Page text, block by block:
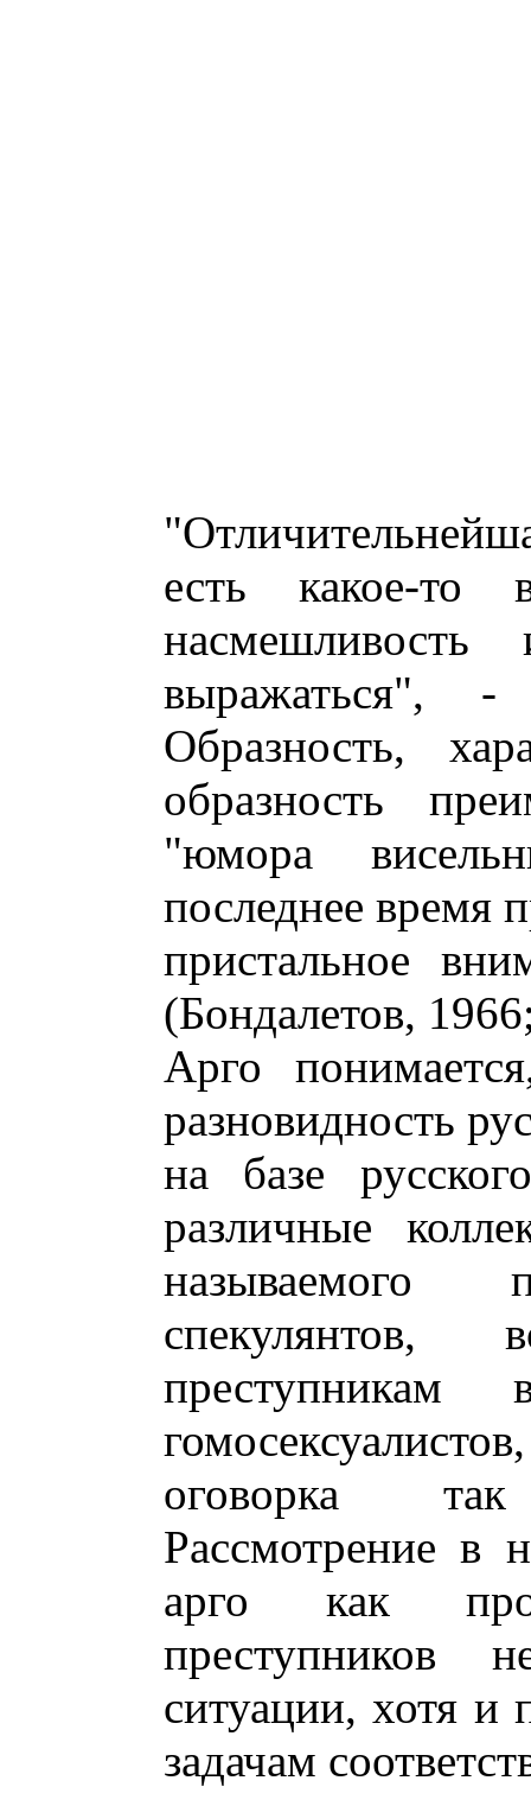
есть какое-то
выражаться",
Образность,
образность
"юмора
последнее время
пристальное
(Бондалетов,
Арго
разновидность
на базе
различные
называемого
спекулянтов,
оговорка
Рассмотрение в
арго как
преступников
ситуации, хотя и
задачам